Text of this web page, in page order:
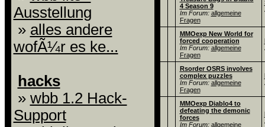
Ausstellung
» alles andere
wofÃ¼r es ke...
hacks
» wbb 1.2 Hack-
Support
4 Season 9
Im Forum: allgemeine
Fragen
MMOexp New World for
forced cooperation
Im Forum: allgemeine
Fragen
Rsorder OSRS involves
complex puzzles
Im Forum: allgemeine
Fragen
MMOexp Diablo4 to
defeating the demonic
forces
Im Forum: allgemeine